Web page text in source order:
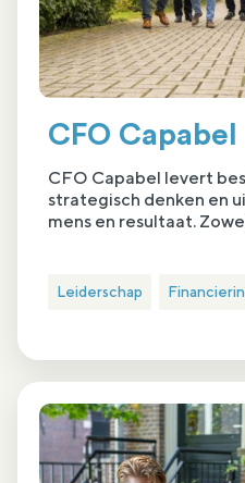
CFO Capabel
CFO Capabel levert
strategisch denken en
mens en resultaat.
Leiderschap